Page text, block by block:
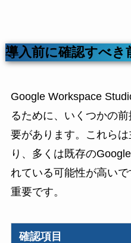
導入前に確認すべき
Google Workspace
るために、いくつかの
要があります。これら
り、多くは既存の
れている可能性が高い
重要です。
確認項目